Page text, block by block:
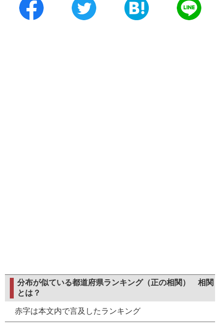
分布が似ている都道府県ランキング（正の相関） 相関
とは？
赤字は本文内で言及したランキング